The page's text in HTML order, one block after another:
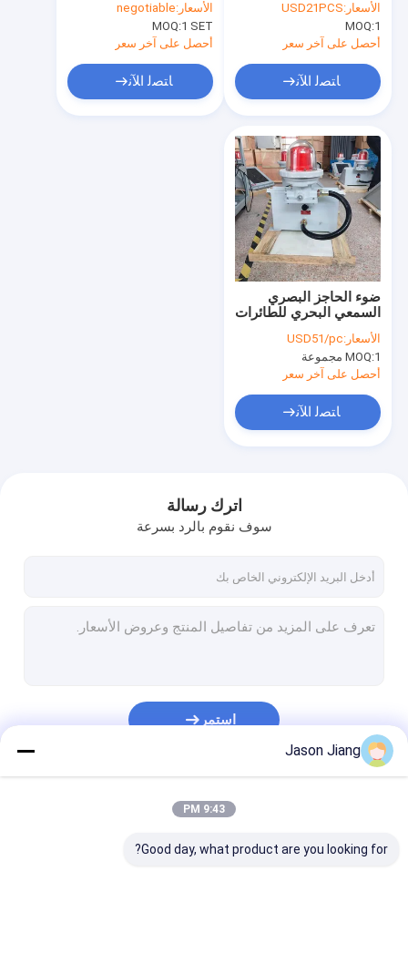
للمناطق الخطرة
الأسعار:negotiable
MOQ:1 SET
أحصل على آخر سعر
ﺎﺘﺼﻟ ﺍﻶﻧ
ديسيبل
الأسعار:USD21PCS
MOQ:1
أحصل على آخر سعر
ﺎﺘﺼﻟ ﺍﻶﻧ
ضوء الحاجز البصري
السمعي البحري للطائرات
الأسعار:USD51/pc
MOQ:1 مجموعة
أحصل على آخر سعر
ﺎﺘﺼﻟ ﺍﻶﻧ
اترك رسالة
سوف نقوم بالرد بسرعة
استمر
Jason Jiang
9:43 PM
Good day, what product are you looking for?